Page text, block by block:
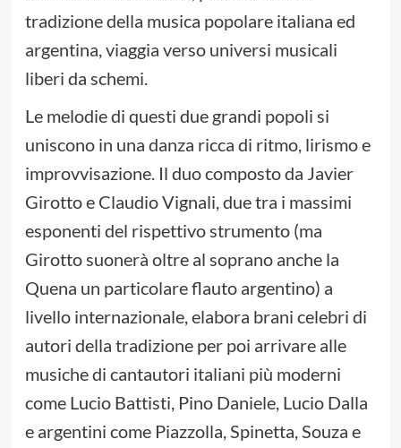
tradizione della musica popolare italiana ed
argentina, viaggia verso universi musicali
liberi da schemi.
Le melodie di questi due grandi popoli si
uniscono in una danza ricca di ritmo, lirismo e
improvvisazione. Il duo composto da Javier
Girotto e Claudio Vignali, due tra i massimi
esponenti del rispettivo strumento (ma
Girotto suonerà oltre al soprano anche la
Quena un particolare flauto argentino) a
livello internazionale, elabora brani celebri di
autori della tradizione per poi arrivare alle
musiche di cantautori italiani più moderni
come Lucio Battisti, Pino Daniele, Lucio Dalla
e argentini come Piazzolla, Spinetta, Souza e